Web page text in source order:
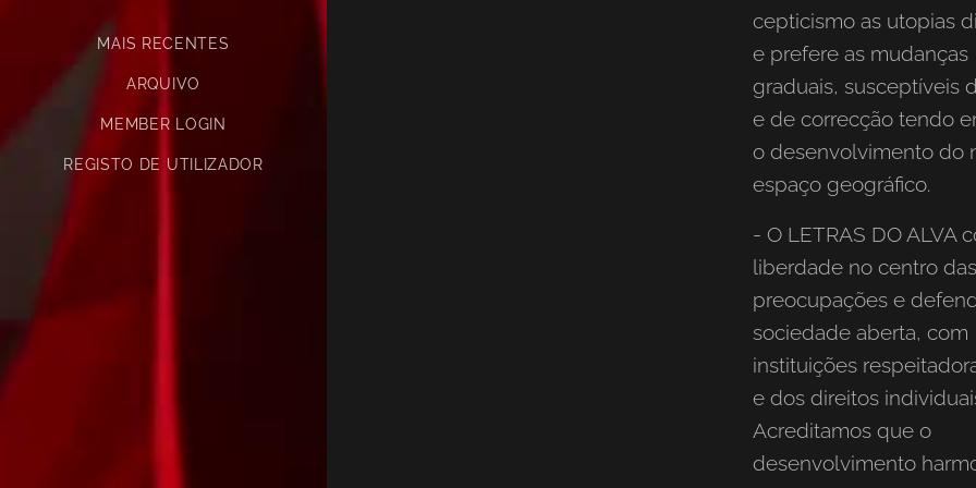
MAIS RECENTES
ARQUIVO
MEMBER LOGIN
REGISTO DE UTILIZADOR
cepticismo as utopias
e prefere as mudanças
graduais, susceptíveis
e de correcção tendo
o desenvolvimento do
espaço geográfico.
- O LETRAS DO ALVA
liberdade no centro
preocupações e
sociedade aberta, com
instituições
e dos direitos
Acreditamos que o
desenvolvimento